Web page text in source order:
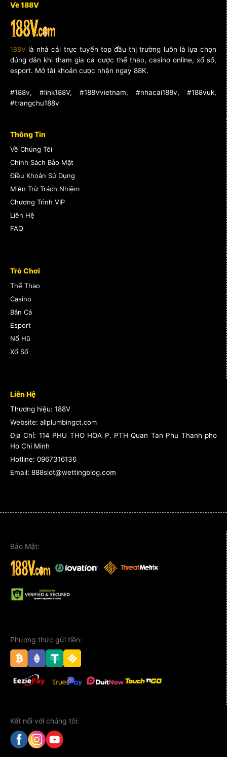
Về 188V
188V là nhà cái trực tuyến top đầu thị trường luôn là lựa chọn
đúng đắn khi tham gia cá cược thể thao, casino online, xổ số,
esport. Mở tài khoản cược nhận ngay 88K.
#188v, #link188V, #188Vvietnam, #nhacai188v, #188vuk,
#trangchu188v
Thông Tin
Về Chúng Tôi
Chính Sách Bảo Mật
Điều Khoản Sử Dụng
Miễn Trừ Trách Nhiệm
Chương Trình VIP
Liên Hệ
FAQ
Trò Chơi
Thể Thao
Casino
Bắn Cá
Esport
Nổ Hũ
Xổ Số
Liên Hệ
Thương hiệu: 188V
Website: allplumbingct.com
Địa Chỉ: 114 PHU THO HOA P. PTH Quan Tan Phu Thanh pho
Ho Chi Minh
Hotline: 0967316136
Email: 888slot@wettingblog.com
Bảo Mật:
Phương thức gửi tiền:
Kết nối với chúng tôi: